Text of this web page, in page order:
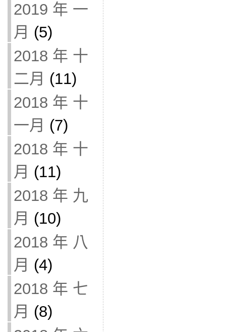
2019 年 一
月 (5)
2018 年 十
二月 (11)
2018 年 十
一月 (7)
2018 年 十
月 (11)
2018 年 九
月 (10)
2018 年 八
月 (4)
2018 年 七
月 (8)